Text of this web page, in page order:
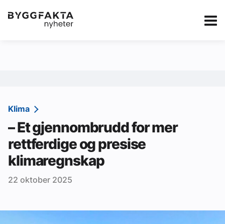
Kategorier Jobbmarkedet Annonsere i
Redaksjonen
Om Byggfakta
Annonsere
Tips oss
Klima
– Et gjennombrudd for mer
rettferdige og presise
klimaregnskap
22 oktober 2025